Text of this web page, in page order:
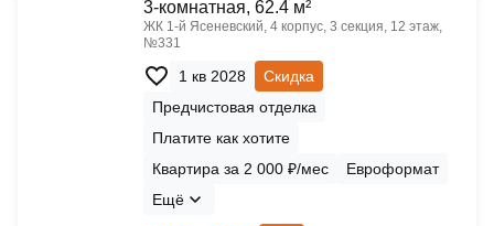
3-комнатная, 62.4 м²
ЖК 1‑й Ясеневский, 4 корпус, 3 секция, 12 этаж,
№331
1 кв 2028
Скидка
Предчистовая отделка
Платите как хотите
Квартира за 2 000 ₽/мес
Евроформат
Ещё